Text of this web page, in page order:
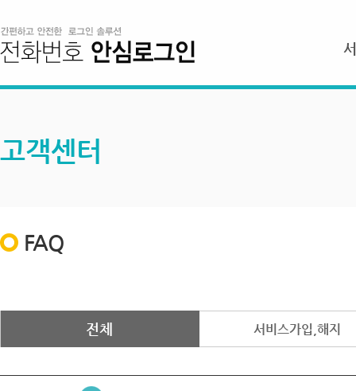
고객센터
FAQ
전체 서비스가입,해지